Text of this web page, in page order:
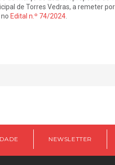
de Torres Vedras, a remeter
Edital n.º 74/2024.
NEWSLETTER